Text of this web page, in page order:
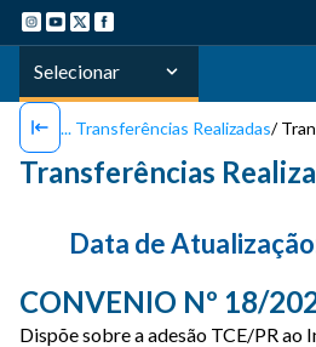
Selecionar
Transferências Realizadas
Transferências
Data de
CONVENIO Nº 18/
Dispõe sobre a adesão TCE/PR ao